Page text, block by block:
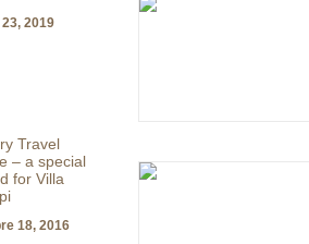
2019
Travel
– a special
for Villa
18, 2016